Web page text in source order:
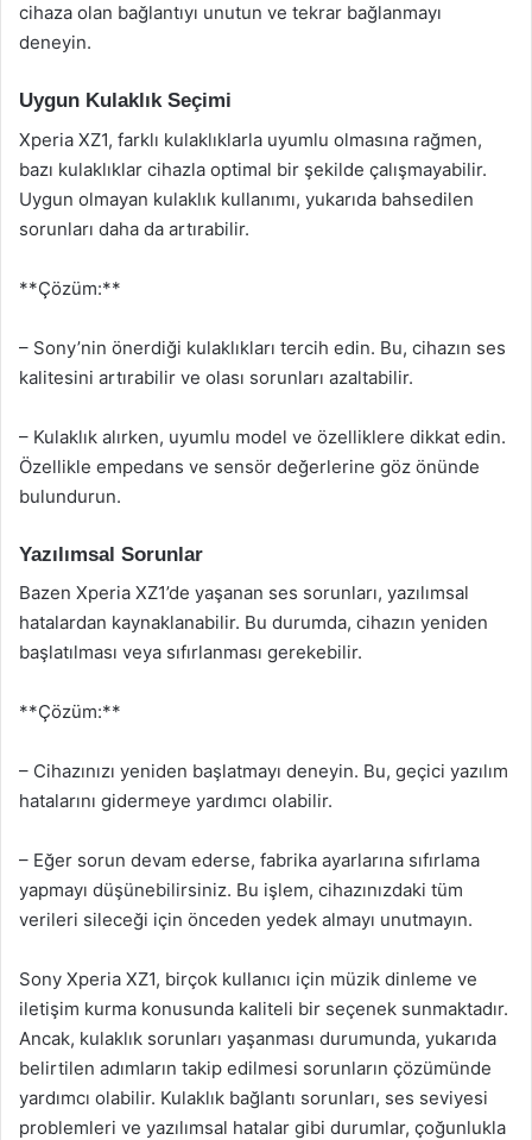
cihaza olan bağlantıyı unutun ve tekrar bağlanmayı
deneyin.
Uygun Kulaklık Seçimi
Xperia XZ1, farklı kulaklıklarla uyumlu olmasına rağmen,
bazı kulaklıklar cihazla optimal bir şekilde çalışmayabilir.
Uygun olmayan kulaklık kullanımı, yukarıda bahsedilen
sorunları daha da artırabilir.
**Çözüm:**
– Sony’nin önerdiği kulaklıkları tercih edin. Bu, cihazın ses
kalitesini artırabilir ve olası sorunları azaltabilir.
– Kulaklık alırken, uyumlu model ve özelliklere dikkat edin.
Özellikle empedans ve sensör değerlerine göz önünde
bulundurun.
Yazılımsal Sorunlar
Bazen Xperia XZ1’de yaşanan ses sorunları, yazılımsal
hatalardan kaynaklanabilir. Bu durumda, cihazın yeniden
başlatılması veya sıfırlanması gerekebilir.
**Çözüm:**
– Cihazınızı yeniden başlatmayı deneyin. Bu, geçici yazılım
hatalarını gidermeye yardımcı olabilir.
– Eğer sorun devam ederse, fabrika ayarlarına sıfırlama
yapmayı düşünebilirsiniz. Bu işlem, cihazınızdaki tüm
verileri sileceği için önceden yedek almayı unutmayın.
Sony Xperia XZ1, birçok kullanıcı için müzik dinleme ve
iletişim kurma konusunda kaliteli bir seçenek sunmaktadır.
Ancak, kulaklık sorunları yaşanması durumunda, yukarıda
belirtilen adımların takip edilmesi sorunların çözümünde
yardımcı olabilir. Kulaklık bağlantı sorunları, ses seviyesi
problemleri ve yazılımsal hatalar gibi durumlar, çoğunlukla